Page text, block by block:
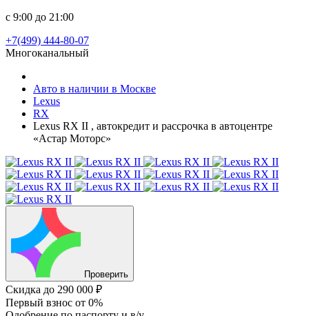
с 9:00 до 21:00
+7(499) 444-80-07
Многоканальный
Авто в наличии в Москве
Lexus
RX
Lexus RX II , автокредит и рассрочка в автоцентре
«Астар Моторс»
Проверить
Скидка до 290 000 ₽
Первый взнос от 0%